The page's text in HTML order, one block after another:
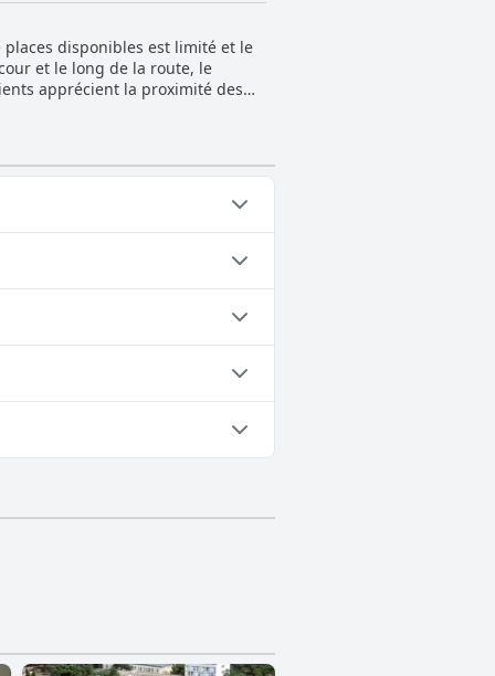
général. Il est clair
normes améliorerait
aux clients le sentiment
Tina et d'autres membres du
personnel de se surpasser, par
envers la satisfaction des
extrêmement
une impression durable, faisant
pittoresque au bord de la mer.
disponibles est limité et le
et le long de la route, le
apprécient la proximité des